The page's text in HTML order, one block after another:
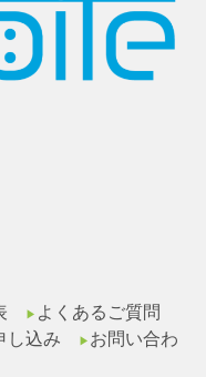
▶︎ よくあるご質問
し込み ▶︎ お問い合わ